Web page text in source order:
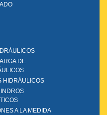
DE
HIDRÁULICOS
A LA MEDIDA